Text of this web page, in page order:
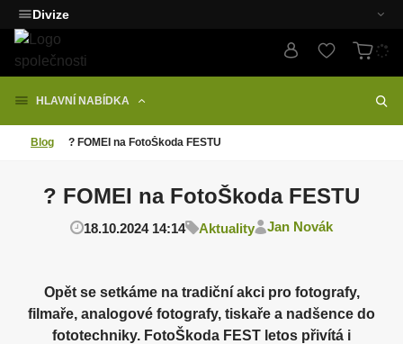
Divize
HLAVNÍ NABÍDKA
Blog ? FOMEI na FotoŠkoda FESTU
? FOMEI na FotoŠkoda FESTU
18.10.2024 14:14 Aktuality Jan Novák
Opět se setkáme na tradiční akci pro fotografy,
filmaře, analogové fotografy, tiskaře a nadšence do
fototechniky. FotoŠkoda FEST letos přivítá i